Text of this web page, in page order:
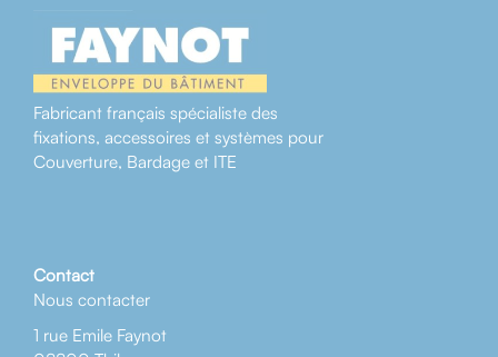
Fabricant français spécialiste des
fixations, accessoires et systèmes pour
Couverture, Bardage et ITE
Contact
Nous contacter
1 rue Emile Faynot